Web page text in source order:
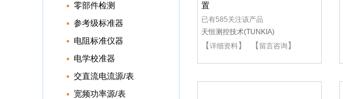
零部件检测
参考级标准器
电阻标准仪器
电学校准器
交直流电流源/表
宽频功率源/表
置
已有585关注该产品
天恒测控技术(TUNKIA)
【详细资料】 【 留言咨询 】